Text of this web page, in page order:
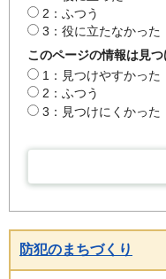
2：ふつう
3：役に立たなかった
このページの情報は見
1：見つけやすかった
2：ふつう
3：見つけにくかった
防犯のまちづくり